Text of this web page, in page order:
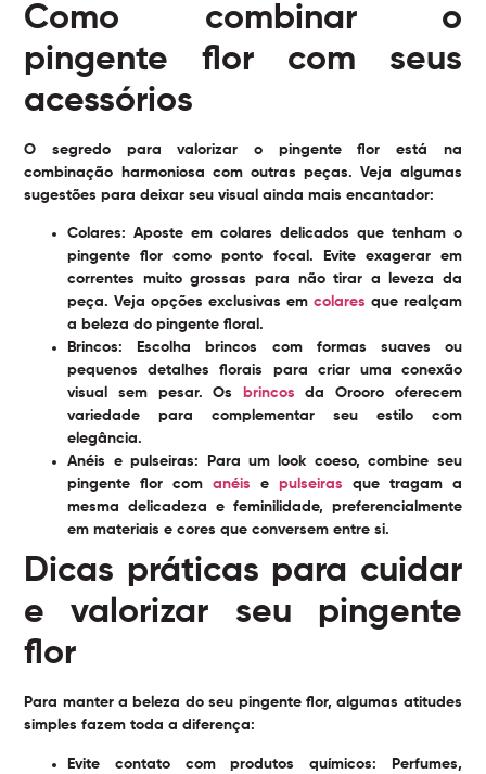
Como combinar o
pingente flor com seus
acessórios
O segredo para valorizar o pingente flor está na
combinação harmoniosa com outras peças. Veja algumas
sugestões para deixar seu visual ainda mais encantador:
Colares: Aposte em colares delicados que tenham o
pingente flor como ponto focal. Evite exagerar em
correntes muito grossas para não tirar a leveza da
peça. Veja opções exclusivas em colares que realçam
a beleza do pingente floral.
Brincos: Escolha brincos com formas suaves ou
pequenos detalhes florais para criar uma conexão
visual sem pesar. Os
brincos da Orooro oferecem
variedade para complementar seu estilo com
elegância.
Anéis e pulseiras: Para um look coeso, combine seu
pingente flor comanéis e pulseiras que tragam a
mesma delicadeza e feminilidade, preferencialmente
em materiais e cores que conversem entre si.
Dicas práticas para cuidar
e valorizar seu pingente
flor
Para manter a beleza do seu pingente flor, algumas atitudes
simples fazem toda a diferença:
Evite contato com produtos químicos: Perfumes,